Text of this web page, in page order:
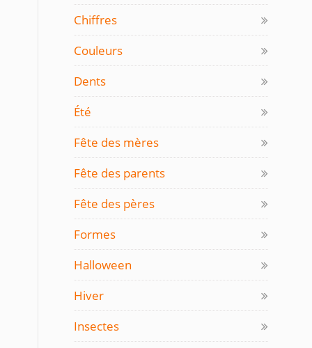
Chiffres
Couleurs
Dents
Été
Fête des mères
Fête des parents
Fête des pères
Formes
Halloween
Hiver
Insectes